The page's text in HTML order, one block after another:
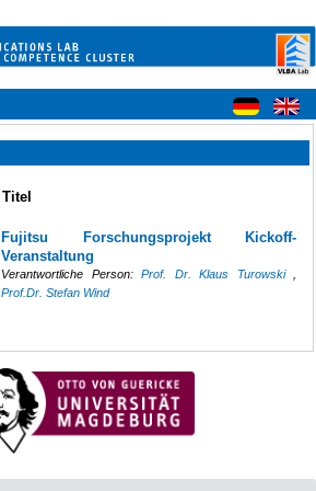
Titel
Fujitsu Forschungsprojekt Kickoff-
Veranstaltung
Verantwortliche Person:Prof. Dr. Klaus Turowski
Prof.Dr. Stefan Wind